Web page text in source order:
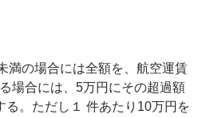
満の場合には全額を、航空運賃
場合には、5万円にその超過額
る。ただし１ 件あたり10万円を